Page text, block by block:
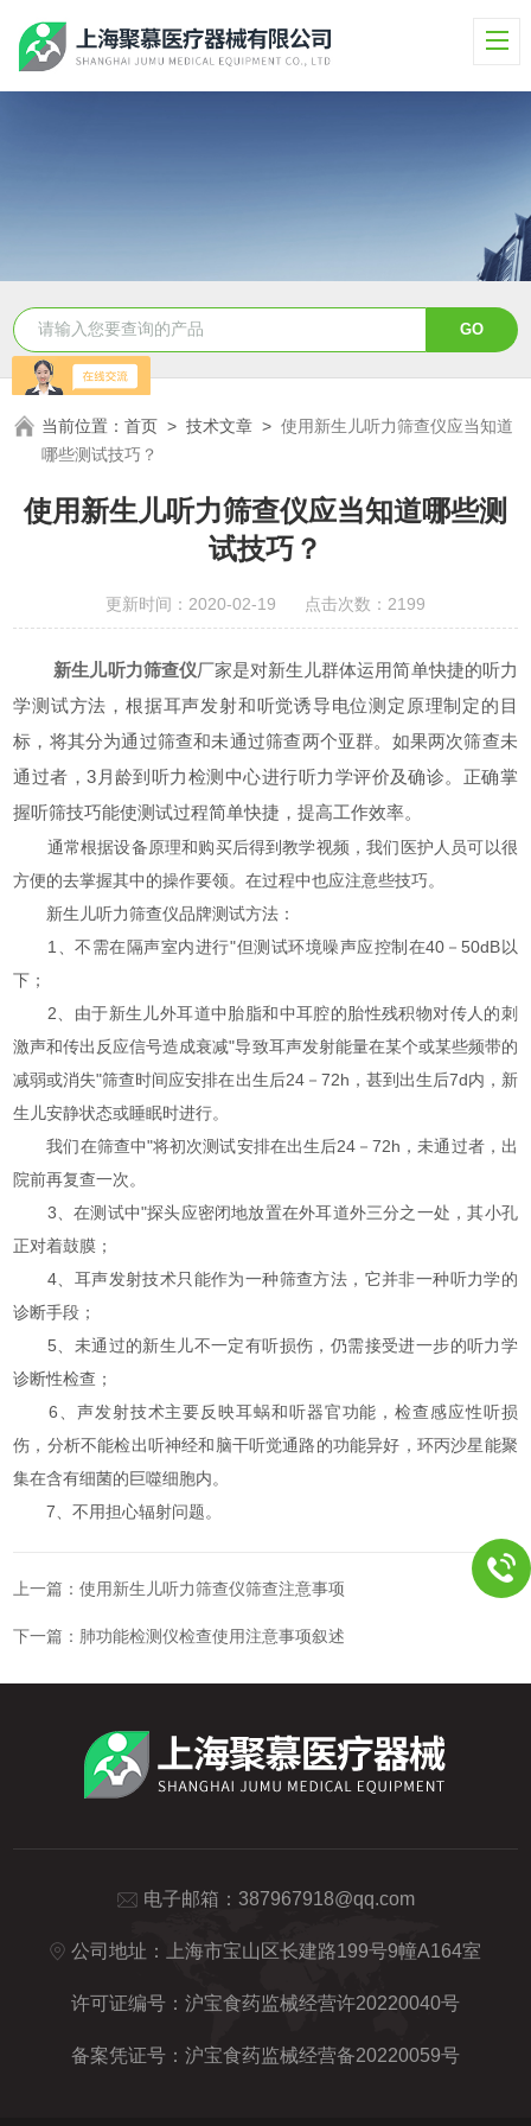
当前位置：首页 >技术文章 >使用新生儿听力筛查仪应当知道
哪些测试技巧？
使用新生儿听力筛查仪应当知道哪些测
试技巧？
更新时间：2020-02-19 点击次数：2199
新生儿听力筛查仪厂家是对新生儿群体运用简单快捷的听力
学测试方法，根据耳声发射和听觉诱导电位测定原理制定的目
标，将其分为通过筛查和未通过筛查两个亚群。如果两次筛查未
通过者，3月龄到听力检测中心进行听力学评价及确诊。正确掌
握听筛技巧能使测试过程简单快捷，提高工作效率。
通常根据设备原理和购买后得到教学视频，我们医护人员可以很
方便的去掌握其中的操作要领。在过程中也应注意些技巧。
新生儿听力筛查仪品牌测试方法：
1、不需在隔声室内进行"但测试环境噪声应控制在40－50dB以
下；
2、由于新生儿外耳道中胎脂和中耳腔的胎性残积物对传人的刺
激声和传出反应信号造成衰减"导致耳声发射能量在某个或某些频带的
减弱或消失"筛查时间应安排在出生后24－72h，甚到出生后7d内，新
生儿安静状态或睡眠时进行。
我们在筛查中"将初次测试安排在出生后24－72h，未通过者，出
院前再复查一次。
3、在测试中"探头应密闭地放置在外耳道外三分之一处，其小孔
正对着鼓膜；
4、耳声发射技术只能作为一种筛查方法，它并非一种听力学的
诊断手段；
5、未通过的新生儿不一定有听损伤，仍需接受进一步的听力学
诊断性检查；
6、声发射技术主要反映耳蜗和听器官功能，检查感应性听损
伤，分析不能检出听神经和脑干听觉通路的功能异好，环丙沙星能聚
集在含有细菌的巨噬细胞内。
7、不用担心辐射问题。
上一篇：使用新生儿听力筛查仪筛查注意事项
下一篇： 肺功能检测仪检查使用注意事项叙述
电子邮箱： 387967918@qq.com
公司地址：上海市宝山区长建路199号9幢A164室
许可证编号：沪宝食药监械经营许20220040号
备案凭证号：沪宝食药监械经营备20220059号